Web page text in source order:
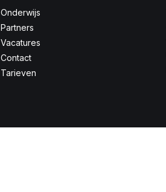
Onderwijs
Partners
Vacatures
Contact
Tarieven